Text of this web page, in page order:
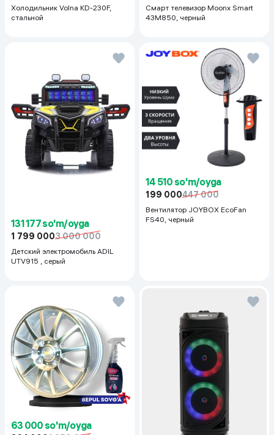
Холодильник Volna KD-230F,
стальной
Смарт телевизор Moonx Smart
43M850, черный
131 177 so'm/oyga
1 799 0003 000 000
Детский электромобиль ADIL
UTV915 , серый
14 510 so'm/oyga
199 000447 000
Вентилятор JOYBOX EcoFan
FS40, черный
63 000 so'm/oyga